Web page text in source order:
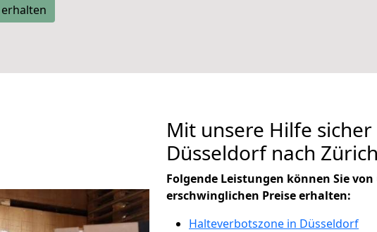
Mit unsere Hilfe
Düsseldorf nach
Folgende Leistungen können Sie
erschwinglichen Preise erhalten:
Halteverbotszone in Düsseldorf